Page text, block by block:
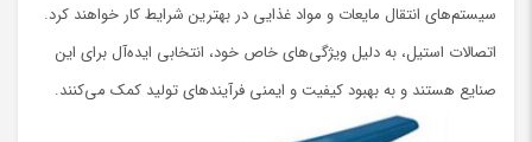
سیستم‌های انتقال مایعات و مواد غذایی در بهترین شرایط کار خواهند کرد.
اتصالات استیل، به دلیل ویژگی‌های خاص خود، انتخابی ایده‌آل برای این
صنایع هستند و به بهبود کیفیت و ایمنی فرآیندهای تولید کمک می‌کنند.